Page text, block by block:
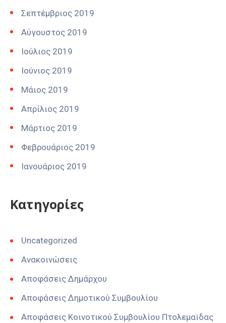
Σεπτέμβριος 2019
Αύγουστος 2019
Ιούλιος 2019
Ιούνιος 2019
Μάιος 2019
Απρίλιος 2019
Μάρτιος 2019
Φεβρουάριος 2019
Ιανουάριος 2019
Kατηγορίες
Uncategorized
Ανακοινώσεις
Αποφάσεις Δημάρχου
Αποφάσεις Δημοτικού Συμβουλίου
Αποφάσεις Κοινοτικού Συμβουλίου Πτολεμαϊδας